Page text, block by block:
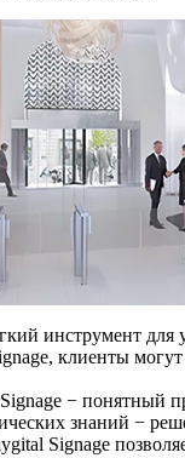
инструмент для
клиенты
− понятный
знаний −
Signage